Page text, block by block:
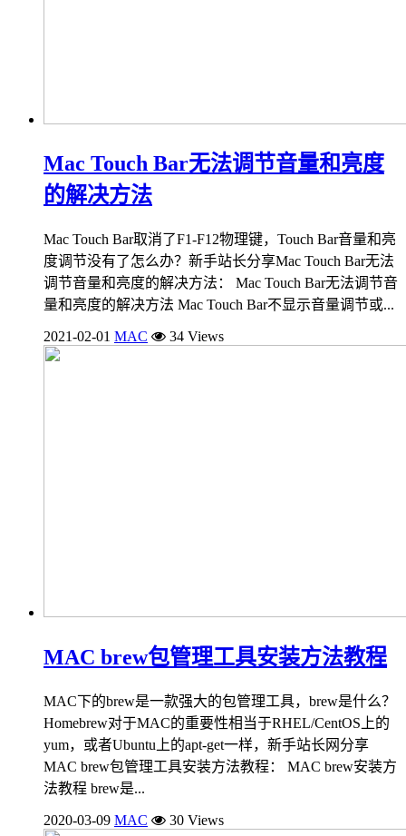
Mac Touch Bar无法调节音量和亮度
的解决方法
Mac Touch Bar取消了F1-F12物理键，Touch Bar音量和亮
度调节没有了怎么办？新手站长分享Mac Touch Bar无法
调节音量和亮度的解决方法： Mac Touch Bar无法调节音
量和亮度的解决方法 Mac Touch Bar不显示音量调节或...
2021-02-01 MAC 34 Views
MAC brew包管理工具安装方法教程
MAC下的brew是一款强大的包管理工具，brew是什么？
Homebrew对于MAC的重要性相当于RHEL/CentOS上的
yum，或者Ubuntu上的apt-get一样，新手站长网分享
MAC brew包管理工具安装方法教程： MAC brew安装方
法教程 brew是...
2020-03-09 MAC 30 Views